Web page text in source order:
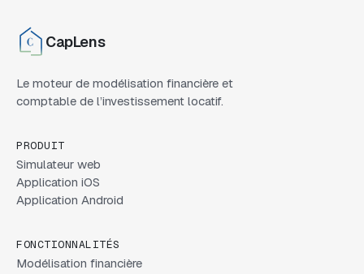
CapLens
Le moteur de modélisation financière et
comptable de l’investissement locatif.
PRODUIT
Simulateur web
Application iOS
Application Android
FONCTIONNALITÉS
Modélisation financière